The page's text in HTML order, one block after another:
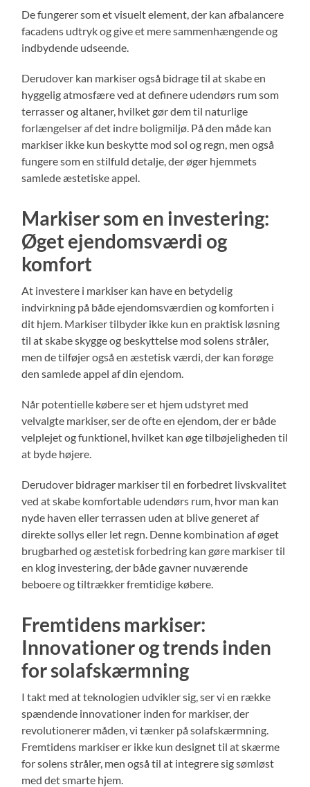
De fungerer som et visuelt element, der kan afbalancere
facadens udtryk og give et mere sammenhængende og
indbydende udseende.
Derudover kan markiser også bidrage til at skabe en
hyggelig atmosfære ved at definere udendørs rum som
terrasser og altaner, hvilket gør dem til naturlige
forlængelser af det indre boligmiljø. På den måde kan
markiser ikke kun beskytte mod sol og regn, men også
fungere som en stilfuld detalje, der øger hjemmets
samlede æstetiske appel.
Markiser som en investering:
Øget ejendomsværdi og
komfort
At investere i markiser kan have en betydelig
indvirkning på både ejendomsværdien og komforten i
dit hjem. Markiser tilbyder ikke kun en praktisk løsning
til at skabe skygge og beskyttelse mod solens stråler,
men de tilføjer også en æstetisk værdi, der kan forøge
den samlede appel af din ejendom.
Når potentielle købere ser et hjem udstyret med
velvalgte markiser, ser de ofte en ejendom, der er både
velplejet og funktionel, hvilket kan øge tilbøjeligheden til
at byde højere.
Derudover bidrager markiser til en forbedret livskvalitet
ved at skabe komfortable udendørs rum, hvor man kan
nyde haven eller terrassen uden at blive generet af
direkte sollys eller let regn. Denne kombination af øget
brugbarhed og æstetisk forbedring kan gøre markiser til
en klog investering, der både gavner nuværende
beboere og tiltrækker fremtidige købere.
Fremtidens markiser:
Innovationer og trends inden
for solafskærmning
I takt med at teknologien udvikler sig, ser vi en række
spændende innovationer inden for markiser, der
revolutionerer måden, vi tænker på solafskærmning.
Fremtidens markiser er ikke kun designet til at skærme
for solens stråler, men også til at integrere sig sømløst
med det smarte hjem.